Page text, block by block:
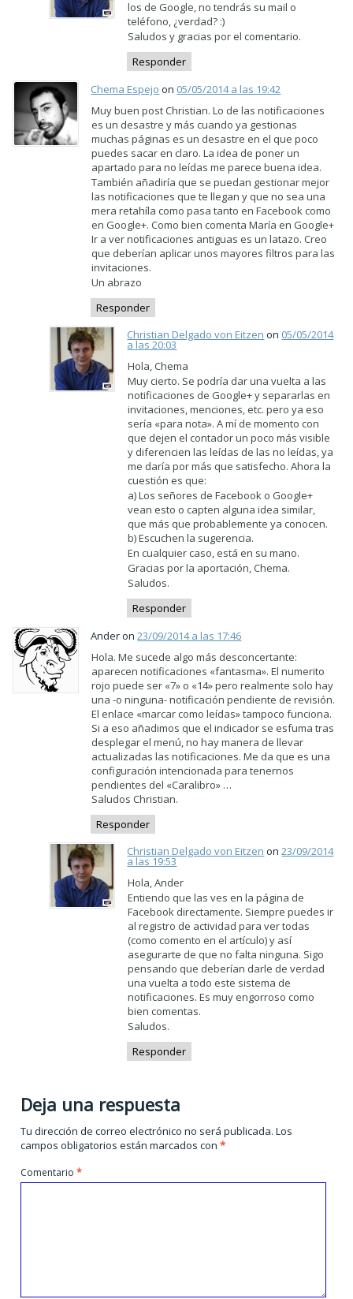
los de Google, no tendrás su mail o
teléfono, ¿verdad? :)
Saludos y gracias por el comentario.
Responder
Chema Espejo on 05/05/2014 a las 19:42
Muy buen post Christian. Lo de las notificaciones
es un desastre y más cuando ya gestionas
muchas páginas es un desastre en el que poco
puedes sacar en claro. La idea de poner un
apartado para no leídas me parece buena idea.
También añadiría que se puedan gestionar mejor
las notificaciones que te llegan y que no sea una
mera retahíla como pasa tanto en Facebook como
en Google+. Como bien comenta María en Google+
Ir a ver notificaciones antiguas es un latazo. Creo
que deberían aplicar unos mayores filtros para las
invitaciones.
Un abrazo
Responder
Christian Delgado von Eitzen on 05/05/2014
a las 20:03
Hola, Chema
Muy cierto. Se podría dar una vuelta a las
notificaciones de Google+ y separarlas en
invitaciones, menciones, etc. pero ya eso
sería «para nota». A mí de momento con
que dejen el contador un poco más visible
y diferencien las leídas de las no leídas, ya
me daría por más que satisfecho. Ahora la
cuestión es que:
a) Los señores de Facebook o Google+
vean esto o capten alguna idea similar,
que más que probablemente ya conocen.
b) Escuchen la sugerencia.
En cualquier caso, está en su mano.
Gracias por la aportación, Chema.
Saludos.
Responder
Ander on23/09/2014 a las 17:46
Hola. Me sucede algo más desconcertante:
aparecen notificaciones «fantasma». El numerito
rojo puede ser «7» o «14» pero realmente solo hay
una -o ninguna- notificación pendiente de revisión.
El enlace «marcar como leídas» tampoco funciona.
Si a eso añadimos que el indicador se esfuma tras
desplegar el menú, no hay manera de llevar
actualizadas las notificaciones. Me da que es una
configuración intencionada para tenernos
pendientes del «Caralibro» …
Saludos Christian.
Responder
Christian Delgado von Eitzen on23/09/2014
a las 19:53
Hola, Ander
Entiendo que las ves en la página de
Facebook directamente. Siempre puedes ir
al registro de actividad para ver todas
(como comento en el artículo) y así
asegurarte de que no falta ninguna. Sigo
pensando que deberían darle de verdad
una vuelta a todo este sistema de
notificaciones. Es muy engorroso como
bien comentas.
Saludos.
Responder
Deja una respuesta
Tu dirección de correo electrónico no será publicada. Los
campos obligatorios están marcados con*
Comentario*